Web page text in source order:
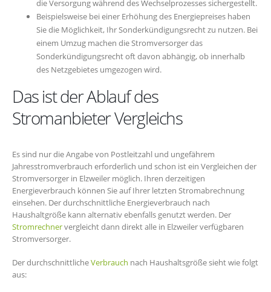
die Versorgung während des Wechselprozesses sichergestellt.
Beispielsweise bei einer Erhöhung des Energiepreises haben
Sie die Möglichkeit, Ihr Sonderkündigungsrecht zu nutzen. Bei
einem Umzug machen die Stromversorger das
Sonderkündigungsrecht oft davon abhängig, ob innerhalb
des Netzgebietes umgezogen wird.
Das ist der Ablauf des
Stromanbieter Vergleichs
Es sind nur die Angabe von Postleitzahl und ungefährem
Jahresstromverbrauch erforderlich und schon ist ein Vergleichen der
Stromversorger in Elzweiler möglich. Ihren derzeitigen
Energieverbrauch können Sie auf Ihrer letzten Stromabrechnung
einsehen. Der durchschnittliche Energieverbrauch nach
Haushaltgröße kann alternativ ebenfalls genutzt werden. Der
Stromrechnervergleicht dann direkt alle in Elzweiler verfügbaren
Stromversorger.
Der durchschnittlicheVerbrauch nach Haushaltsgröße sieht wie folgt
aus: